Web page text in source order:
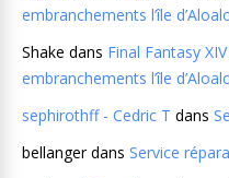
embranchements l’île
Shake dans Final Fantasy
embranchements l’île
sephirothff - Cedric T dans
bellangerdans Service